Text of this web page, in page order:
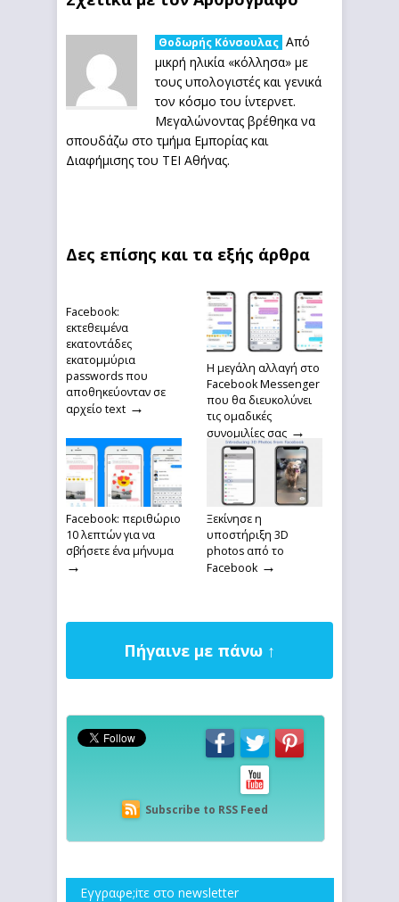
Θοδωρής Κόνσουλας Από
μικρή ηλικία «κόλλησα» με
τους υπολογιστές και γενικά
τον κόσμο του ίντερνετ.
Μεγαλώνοντας βρέθηκα να
σπουδάζω στο τμήμα Εμπορίας και
Διαφήμισης του ΤΕΙ Αθήνας.
Δες επίσης και τα εξής άρθρα
Facebook:
εκτεθειμένα
εκατοντάδες
εκατομμύρια
passwords που
αποθηκεύονταν σε
αρχείο text →
Η μεγάλη αλλαγή στο
Facebook Messenger
που θα διευκολύνει
τις ομαδικές
συνομιλίες σας →
Facebook: περιθώριο
10 λεπτών για να
σβήσετε ένα μήνυμα
→
Ξεκίνησε η
υποστήριξη 3D
photos από το
Facebook →
Πήγαινε με πάνω ↑
Subscribe to RSS Feed
Εγγραφe;iτε στο newsletter